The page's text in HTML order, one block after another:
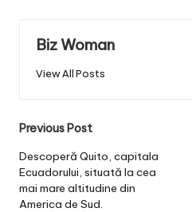
Biz Woman
View All Posts
Post
navigation
Previous Post
Descoperă Quito, capitala
Ecuadorului, situată la cea
mai mare altitudine din
America de Sud.